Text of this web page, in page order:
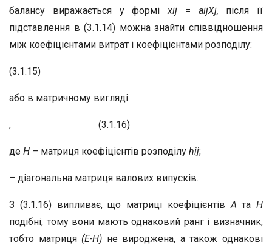
балансу виражається у форміxij = aijXj, після її
підставлення в (3.1.14) можна знайти співвідношення
між коефіцієнтами витрат і коефіцієнтами розподілу:
(3.1.15)
або в матричному вигляді:
, (3.1.16)
де H – матриця коефіцієнтів розподілу hij;
– діагональна матриця валових випусків.
З (3.1.16) випливає, що матриці коефіцієнтівA та H
подібні, тому вони мають однаковий ранг і визначник,
тобто матриця (E-H) не вироджена, а також однакові